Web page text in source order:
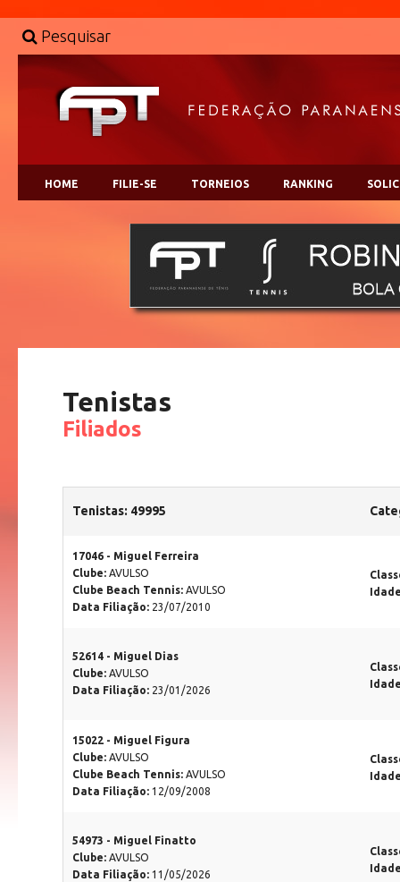
Pesquisar
HOME FILIE-SE TORNEIOS RANKING
Tenistas
Filiados
Tenistas: 49995
17046 - Miguel Ferreira
Clube: AVULSO
Clube Beach Tennis: AVULSO
Data Filiação: 23/07/2010
52614 - Miguel Dias
Clube: AVULSO
Data Filiação: 23/01/2026
15022 - Miguel Figura
Clube: AVULSO
Clube Beach Tennis: AVULSO
Data Filiação: 12/09/2008
54973 - Miguel Finatto
Clube: AVULSO
Data Filiação: 11/05/2026